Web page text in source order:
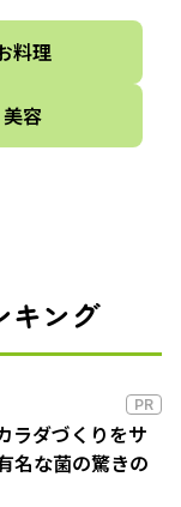
料理
美容
キング
PR
ラダづくりをサ
名な菌の驚きの